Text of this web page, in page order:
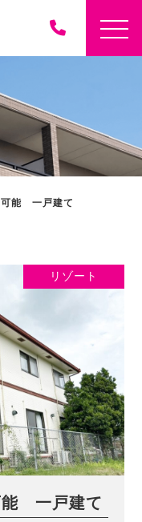
能 一戸建て
リゾート
一戸建て